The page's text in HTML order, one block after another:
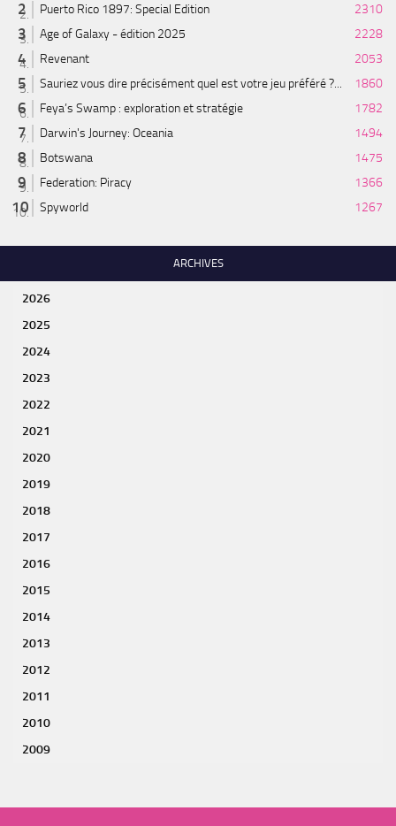
Puerto Rico 1897: Special Edition
2310
Age of Galaxy - édition 2025
2228
Revenant
2053
Sauriez vous dire précisément quel est votre jeu préféré ?...
1860
Feya’s Swamp : exploration et stratégie
1782
Darwin's Journey: Oceania
1494
Botswana
1475
Federation: Piracy
1366
Spyworld
1267
ARCHIVES
2026
2025
2024
2023
2022
2021
2020
2019
2018
2017
2016
2015
2014
2013
2012
2011
2010
2009